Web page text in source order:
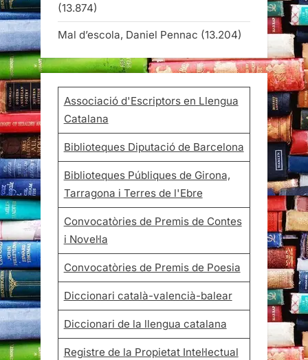
(13.874)
Mal d’escola, Daniel Pennac (13.204)
Associació d'Escriptors en Llengua
Catalana
Biblioteques Diputació de Barcelona
Biblioteques Públiques de Girona,
Tarragona i Terres de l'Ebre
Convocatòries de Premis de Contes
i Novel·la
Convocatòries de Premis de Poesia
Diccionari català-valencià-balear
Diccionari de la llengua catalana
Registre de la Propietat Intel·lectual